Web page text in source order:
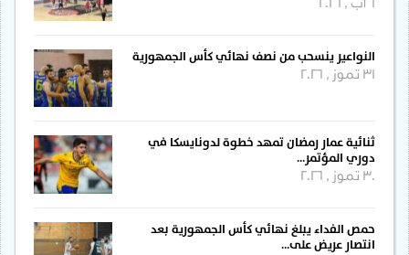
النواعير ينسحب من نصف نهائي كأس الجمهورية
31 تموز , 2026
ثنائية عمار رمضان تمهد خطوة لدونايسكا في
دوري المؤتمر…
30 تموز , 2026
حمص الفداء يبلغ نهائي كأس الجمهورية بعد
انتصار عريض على…